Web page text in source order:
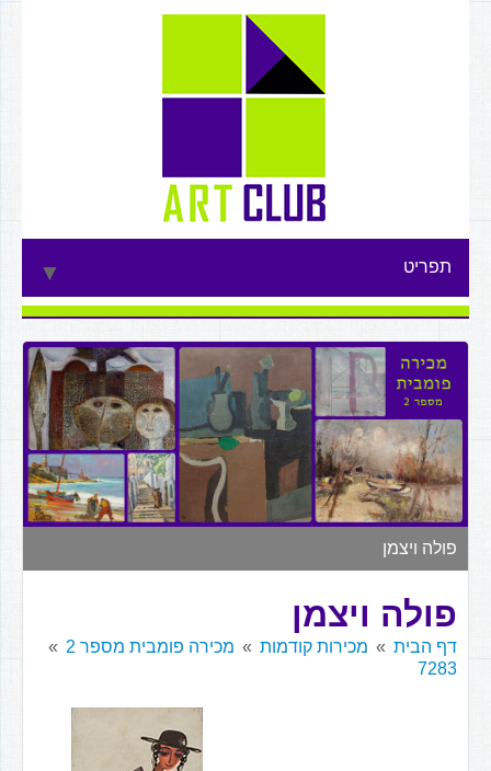
תפריט ▼
▼
▼
▼
▼
פולה ויצמן
פולה ויצמן
דף הבית מכירות קודמות
מכירה פומבית מספר 2
7283